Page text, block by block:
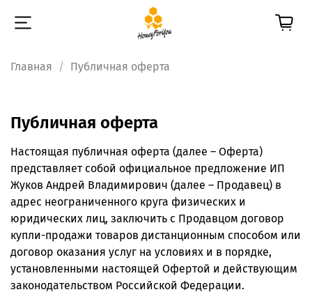
Главная Публичная оферта
Публичная оферта
Настоящая публичная оферта (далее – Оферта)
представляет собой официальное предложение ИП
Жуков Андрей Владимирович (далее – Продавец) в
адрес неограниченного круга физических и
юридических лиц, заключить с Продавцом договор
купли-продажи товаров дистанционным способом или
договор оказания услуг на условиях и в порядке,
установленными настоящей Офертой и действующим
законодательством Российской Федерации.